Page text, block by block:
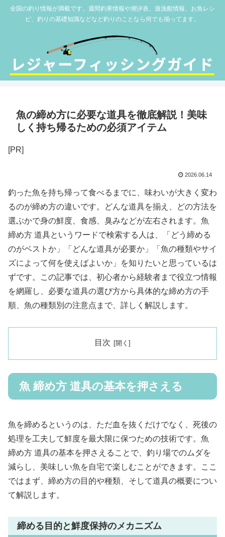
全国の釣り情報が満載です。週間釣果情報や潮汐表、遊漁船情報、お魚レシ
ピ、釣りの基礎知識などなど釣りのことなら何でも揃ってます。
魚の締め方に必要な道具を徹底解説！美味
しく持ち帰るための必須アイテム
[PR]
2026.06.14
釣った魚を持ち帰って食べるまでに、味わいが大きく変わ
るのが締め方の違いです。どんな道具を揃え、どの方法を
選ぶかで身の鮮度、食感、臭みなどが左右されます。魚
締め方 道具というワードで検索する人は、「どう締める
のがベストか」「どんな道具が必要か」「魚の種類やサイ
ズによって何を使えばよいか」を知りたいと思っているは
ずです。この記事では、初心者から経験者まで役立つ情報
を網羅し、必要な道具の選び方から具体的な締め方の手
順、魚の種類別の注意点まで、詳しく解説します。
目次
魚 締め方 道具の基本を押さえる
魚を締めるというのは、ただ血を抜くだけでなく、死後の
処理を工夫して鮮度を最大限に保つための技術です。魚
締め方 道具の基本を押さえることで、釣り場でのムダを
減らし、美味しい魚を自宅で楽しむことができます。ここ
ではまず、締め方の目的や種類、そして道具の概要につい
て解説します。
締める目的と鮮度保持のメカニズム